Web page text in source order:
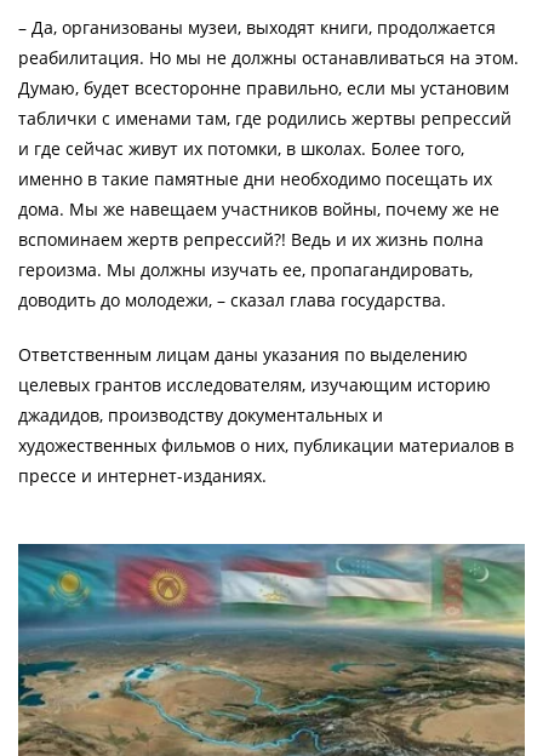
– Да, организованы музеи, выходят книги, продолжается
реабилитация. Но мы не должны останавливаться на этом.
Думаю, будет всесторонне правильно, если мы установим
таблички с именами там, где родились жертвы репрессий
и где сейчас живут их потомки, в школах. Более того,
именно в такие памятные дни необходимо посещать их
дома. Мы же навещаем участников войны, почему же не
вспоминаем жертв репрессий?! Ведь и их жизнь полна
героизма. Мы должны изучать ее, пропагандировать,
доводить до молодежи, – сказал глава государства.
Ответственным лицам даны указания по выделению
целевых грантов исследователям, изучающим историю
джадидов, производству документальных и
художественных фильмов о них, публикации материалов в
прессе и интернет-изданиях.